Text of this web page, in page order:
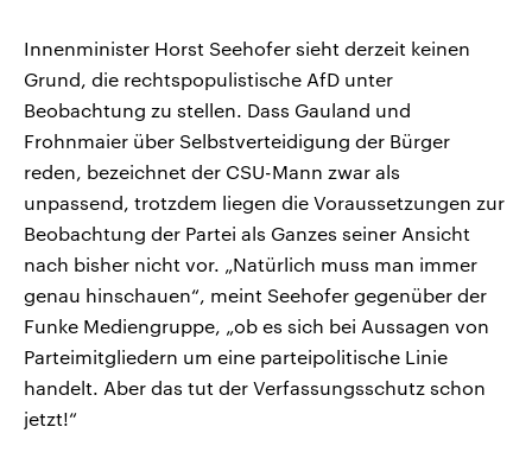
Innenminister Horst Seehofer sieht derzeit keinen
Grund, die rechtspopulistische AfD unter
Beobachtung zu stellen. Dass Gauland und
Frohnmaier über Selbstverteidigung der Bürger
reden, bezeichnet der CSU-Mann zwar als
unpassend, trotzdem liegen die Voraussetzungen zur
Beobachtung der Partei als Ganzes seiner Ansicht
nach bisher nicht vor. „Natürlich muss man immer
genau hinschauen“, meint Seehofer gegenüber der
Funke Mediengruppe, „ob es sich bei Aussagen von
Parteimitgliedern um eine parteipolitische Linie
handelt. Aber das tut der Verfassungsschutz schon
jetzt!“